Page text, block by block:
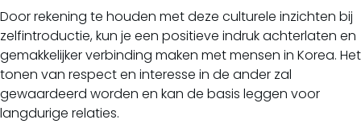
Door rekening te houden met deze culturele inzichten bij
zelfintroductie, kun je een positieve indruk achterlaten en
gemakkelijker verbinding maken met mensen in Korea. Het
tonen van respect en interesse in de ander zal
gewaardeerd worden en kan de basis leggen voor
langdurige relaties.